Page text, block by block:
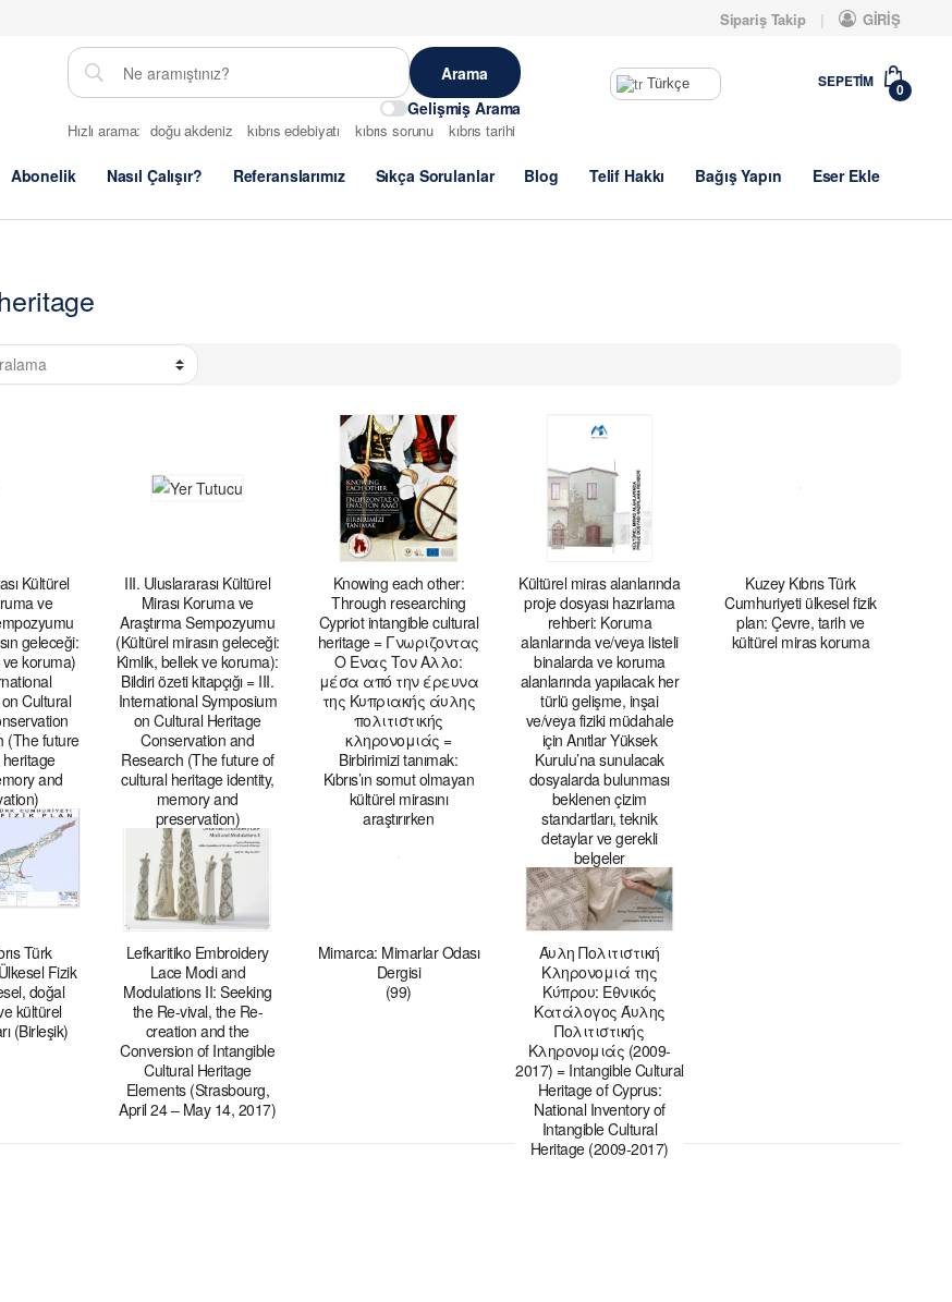
Sipariş Takip GİRİŞ
Türkçe
Gelişmiş Arama
Hızlı arama: doğu akdeniz kıbrıs edebiyatı kıbrıs sorunu kıbrıs tarihi
SEPETIM 0
Abonelik Nasıl Çalışır? Referanslarımız Sıkça Sorulanlar Blog Telif Hakkı Bağış Yapın Eser Ekle
Kültürel
ve
geleceği:
koruma)
Cultural
(The future
and
III. Uluslararası Kültürel
Mirası Koruma ve
Araştırma Sempozyumu
(Kültürel mirasın geleceği:
Kimlik, bellek ve koruma):
Bildiri özeti kitapçığı = III.
International Symposium
on Cultural Heritage
Conservation and
Research (The future of
cultural heritage identity,
memory and
preservation)
Knowing each other:
Through researching
Cypriot intangible cultural
heritage = Γνωριζοντας
Ο Ενας Τον Αλλο:
μέσα από την έρευνα
της Κυπριακής άυλης
πολιτιστικής
κληρονομιάς =
Birbirimizi tanımak:
Kıbrıs’ın somut olmayan
kültürel mirasını
araştırırken
Kültürel miras alanlarında
proje dosyası hazırlama
rehberi: Koruma
alanlarında ve/veya listeli
binalarda ve koruma
alanlarında yapılacak her
türlü gelişme, inşai
ve/veya fiziki müdahale
için Anıtlar Yüksek
Kurulu’na sunulacak
dosyalarda bulunması
beklenen çizim
standartları, teknik
detaylar ve gerekli
belgeler
Kuzey Kıbrıs Türk
Cumhuriyeti ülkesel fizik
plan: Çevre, tarih ve
kültürel miras koruma
Türk
Fizik
doğal
kültürel
(Birleşik)
Lefkaritiko Embroidery
Lace Modi and
Modulations II: Seeking
the Re-vival, the Re-
creation and the
Conversion of Intangible
Cultural Heritage
Elements (Strasbourg,
April 24 – May 14, 2017)
Mimarca: Mimarlar Odası
Dergisi
(99)
Άυλη Πολιτιστική
Κληρονομιά της
Κύπρου: Εθνικός
Κατάλογος Άυλης
Πολιτιστικής
Κληρονομιάς (2009-
2017) = Intangible Cultural
Heritage of Cyprus:
National Inventory of
Intangible Cultural
Heritage (2009-2017)